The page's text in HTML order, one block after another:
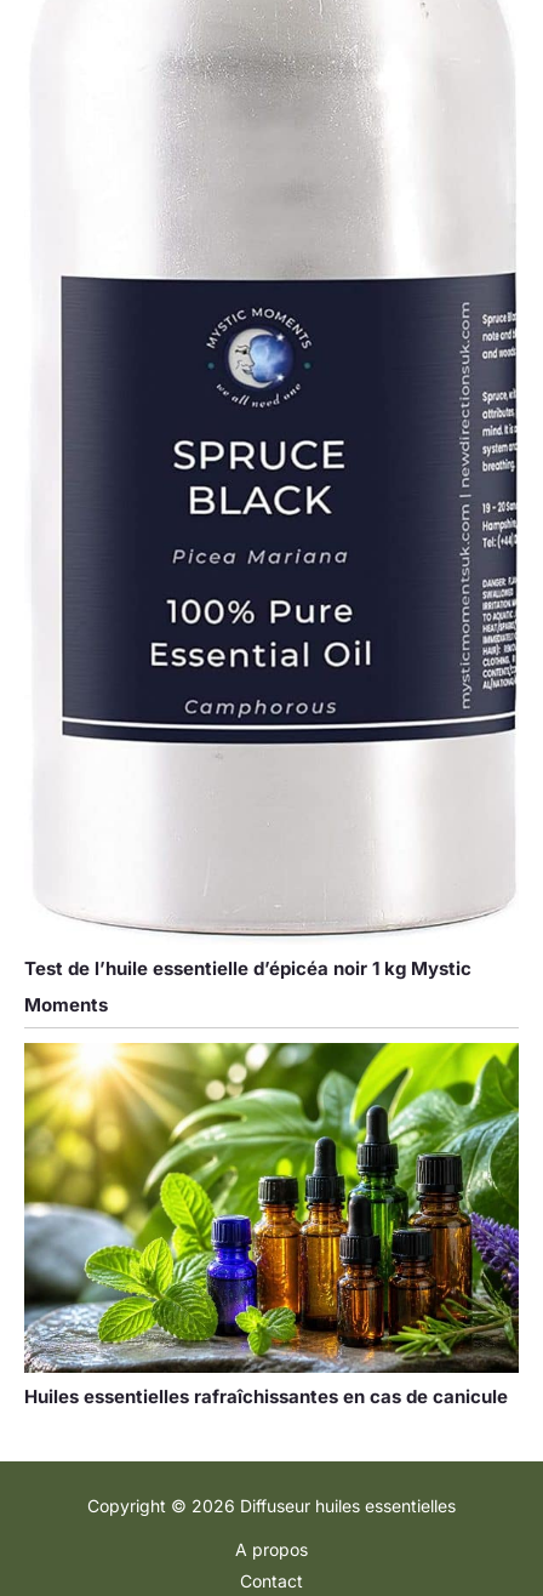
Test de l’huile essentielle d’épicéa noir 1 kg Mystic
Moments
Huiles essentielles rafraîchissantes en cas de canicule
Copyright © 2026 Diffuseur huiles essentielles
A propos
Contact